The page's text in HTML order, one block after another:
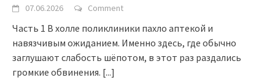
07.06.2026 Comment
Часть 1 В холле поликлиники пахло аптекой и
навязчивым ожиданием. Именно здесь, где обычно
заглушают слабость шёпотом, в этот раз раздались
громкие обвинения. [...]